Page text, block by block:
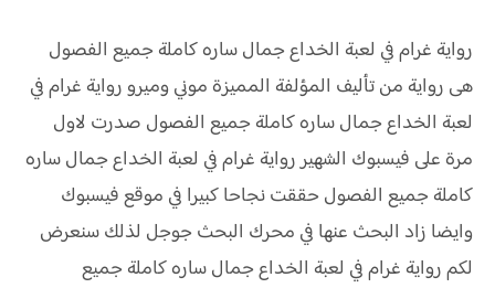
رواية غرام في لعبة الخداع جمال ساره كاملة جميع الفصول
هى رواية من تأليف المؤلفة المميزة موني وميرو رواية غرام في
لعبة الخداع جمال ساره كاملة جميع الفصول صدرت لاول
مرة على فيسبوك الشهير رواية غرام في لعبة الخداع جمال ساره
كاملة جميع الفصول حققت نجاحا كبيرا في موقع فيسبوك
وايضا زاد البحث عنها في محرك البحث جوجل لذلك سنعرض
لكم رواية غرام في لعبة الخداع جمال ساره كاملة جميع